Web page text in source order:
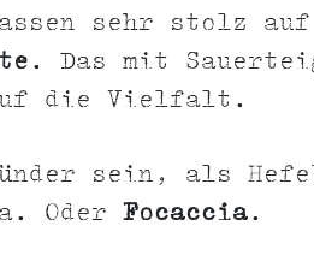
sehr stolz
. Das mit
die Vielfalt.
sein, als
Oder Focaccia .